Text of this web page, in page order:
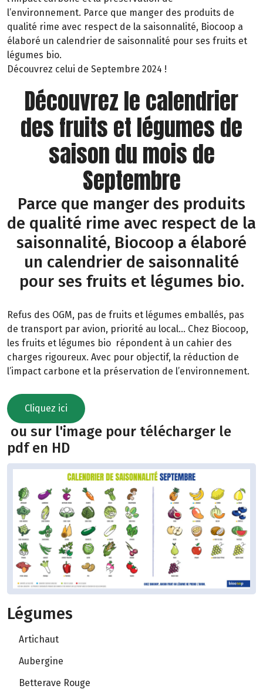
l’environnement. Parce que manger des produits de
qualité rime avec respect de la saisonnalité, Biocoop a
élaboré un calendrier de saisonnalité pour ses fruits et
légumes bio.
Découvrez celui de Septembre 2024 !
Découvrez le calendrier
des fruits et légumes de
saison du mois de
Septembre
Parce que manger des produits
de qualité rime avec respect de la
saisonnalité, Biocoop a élaboré
un calendrier de saisonnalité
pour ses fruits et légumes bio.
Refus des OGM, pas de fruits et légumes emballés, pas
de transport par avion, priorité au local… Chez Biocoop,
les fruits et légumes bio répondent à un cahier des
charges rigoureux. Avec pour objectif, la réduction de
l’impact carbone et la préservation de l’environnement.
Cliquez ici
ou sur l'image pour télécharger le
pdf en HD
Légumes
Artichaut
Aubergine
Betterave Rouge